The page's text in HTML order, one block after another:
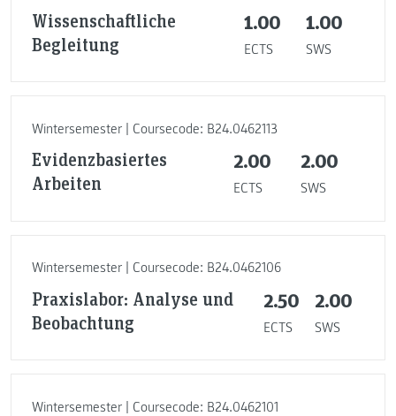
Wissenschaftliche
Begleitung
1.00
ECTS
1.00
SWS
Wintersemester | Coursecode: B24.0462113
Evidenzbasiertes
Arbeiten
2.00
ECTS
2.00
SWS
Wintersemester | Coursecode: B24.0462106
Praxislabor: Analyse und
Beobachtung
2.50
ECTS
2.00
SWS
Wintersemester | Coursecode: B24.0462101